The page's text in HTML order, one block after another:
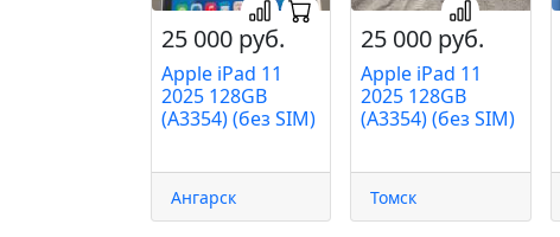
25 000 руб.
Apple iPad 11
2025 128GB
(A3354) (без SIM)
Ангарск
25 000 руб.
Apple iPad 11
2025 128GB
(A3354) (без SIM)
Томск